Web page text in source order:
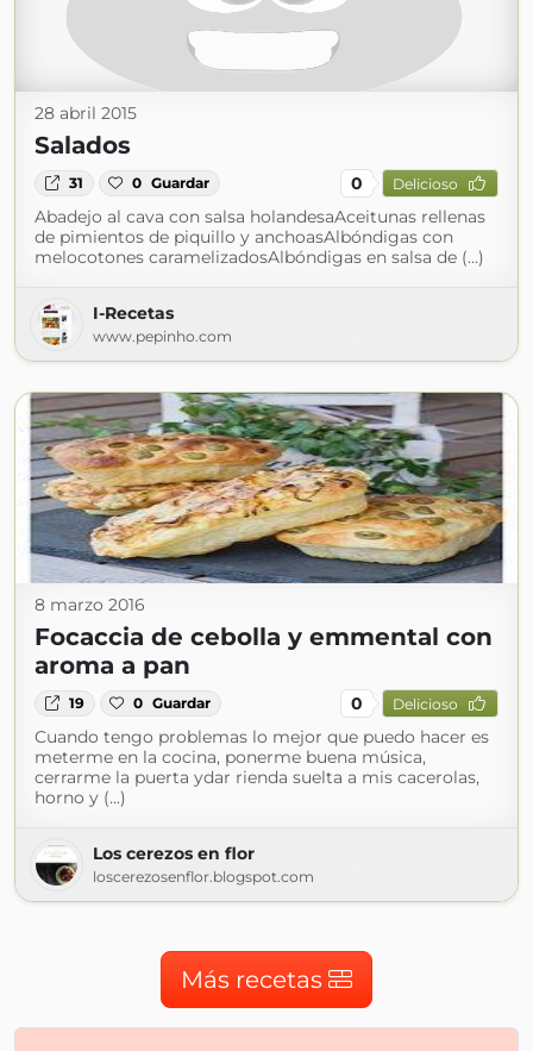
28 abril 2015
Salados
31 0 Guardar 0 Delicioso
Abadejo al cava con salsa holandesaAceitunas rellenas
de pimientos de piquillo y anchoasAlbóndigas con
melocotones caramelizadosAlbóndigas en salsa de (...)
I-Recetas
www.pepinho.com
8 marzo 2016
Focaccia de cebolla y emmental con
aroma a pan
19 0 Guardar 0 Delicioso
Cuando tengo problemas lo mejor que puedo hacer es
meterme en la cocina, ponerme buena música,
cerrarme la puerta ydar rienda suelta a mis cacerolas,
horno y (...)
Los cerezos en flor
loscerezosenflor.blogspot.com
Más recetas